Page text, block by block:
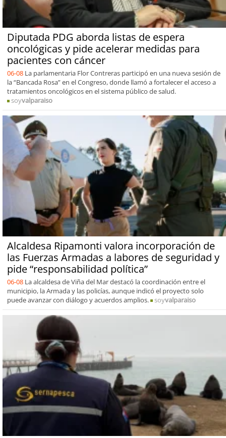
Diputada PDG aborda listas de espera
oncológicas y pide acelerar medidas para
pacientes con cáncer
06-08 La parlamentaria Flor Contreras participó en una nueva sesión de
la “Bancada Rosa” en el Congreso, donde llamó a fortalecer el acceso a
tratamientos oncológicos en el sistema público de salud.
soyvalparaiso
Alcaldesa Ripamonti valora incorporación de
las Fuerzas Armadas a labores de seguridad y
pide “responsabilidad política”
06-08 La alcaldesa de Viña del Mar destacó la coordinación entre el
municipio, la Armada y las policías, aunque indicó el proyecto solo
puede avanzar con diálogo y acuerdos amplios.
soyvalparaiso